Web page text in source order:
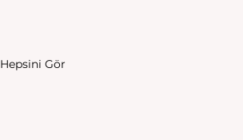
Hepsini Gör